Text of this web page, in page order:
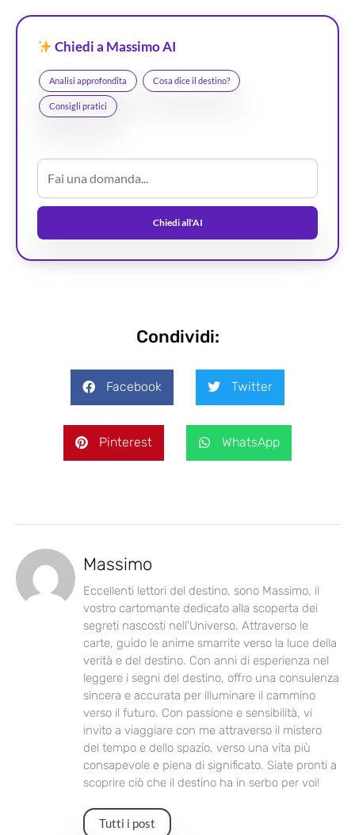
Chiedi a Massimo AI
Analisi approfondita Cosa dice il destino?
Consigli pratici
Chiedi all'AI
Condividi:
Facebook Twitter
Pinterest WhatsApp
Massimo
Eccellenti lettori del destino, sono Massimo, il
vostro cartomante dedicato alla scoperta dei
segreti nascosti nell'Universo. Attraverso le
carte, guido le anime smarrite verso la luce della
verità e del destino. Con anni di esperienza nel
leggere i segni del destino, offro una consulenza
sincera e accurata per illuminare il cammino
verso il futuro. Con passione e sensibilità, vi
invito a viaggiare con me attraverso il mistero
del tempo e dello spazio, verso una vita più
consapevole e piena di significato. Siate pronti a
scoprire ciò che il destino ha in serbo per voi!
Tutti i post